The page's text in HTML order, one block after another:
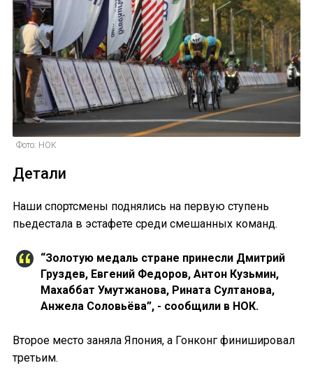
Фото: НОК
Детали
Наши спортсмены поднялись на первую ступень
пьедестала в эстафете среди смешанных команд.
“Золотую медаль стране принесли Дмитрий
Груздев, Евгений Федоров, Антон Кузьмин,
Махаббат Умутжанова, Рината Султанова,
Анжела Соловьёва”, - сообщили в НОК.
Второе место заняла Япония, а Гонконг финишировал
третьим.